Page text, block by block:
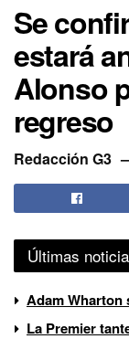
Se
estará
Alonso
regreso
Redacción G3
Últimas
Adam Wharton
La Premier